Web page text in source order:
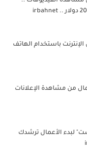
باستخدام الهاتف
المال من مشاهدة الإعلانات
لبدء الأعمال ترشدك